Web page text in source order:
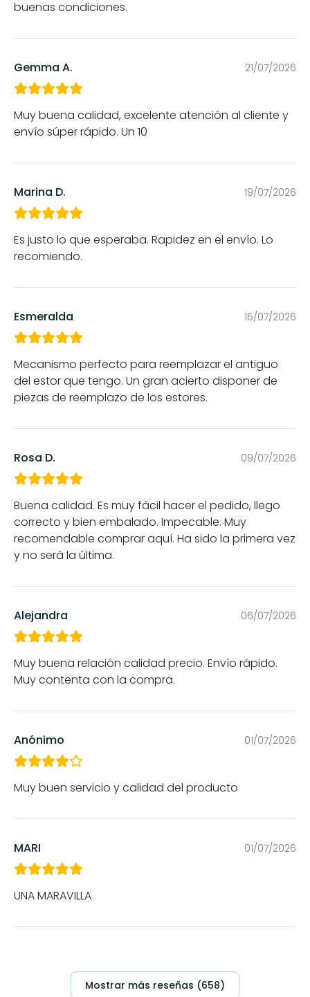
buenas condiciones.
Gemma A. 21/07/2026
Muy buena calidad, excelente atención al cliente y
envío súper rápido. Un 10
Marina D. 19/07/2026
Es justo lo que esperaba. Rapidez en el envío. Lo
recomiendo.
Esmeralda 15/07/2026
Mecanismo perfecto para reemplazar el antiguo
del estor que tengo. Un gran acierto disponer de
piezas de reemplazo de los estores.
Rosa D. 09/07/2026
Buena calidad. Es muy fácil hacer el pedido, llego
correcto y bien embalado. Impecable. Muy
recomendable comprar aquí. Ha sido la primera vez
y no será la última.
Alejandra 06/07/2026
Muy buena relación calidad precio. Envío rápido.
Muy contenta con la compra.
Anónimo 01/07/2026
Muy buen servicio y calidad del producto
MARI 01/07/2026
UNA MARAVILLA
Mostrar más reseñas (658)